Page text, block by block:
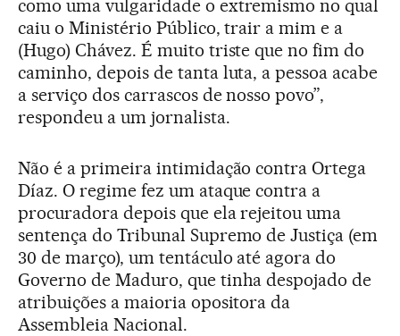
como uma vulgaridade o extremismo no qual
caiu o Ministério Público, trair a mim e a
(Hugo) Chávez. É muito triste que no fim do
caminho, depois de tanta luta, a pessoa acabe
a serviço dos carrascos de nosso povo”,
respondeu a um jornalista.
Não é a primeira intimidação contra Ortega
Díaz. O regime fez um ataque contra a
procuradora depois que ela rejeitou uma
sentença do Tribunal Supremo de Justiça (em
30 de março), um tentáculo até agora do
Governo de Maduro, que tinha despojado de
atribuições a maioria opositora da
Assembleia Nacional.